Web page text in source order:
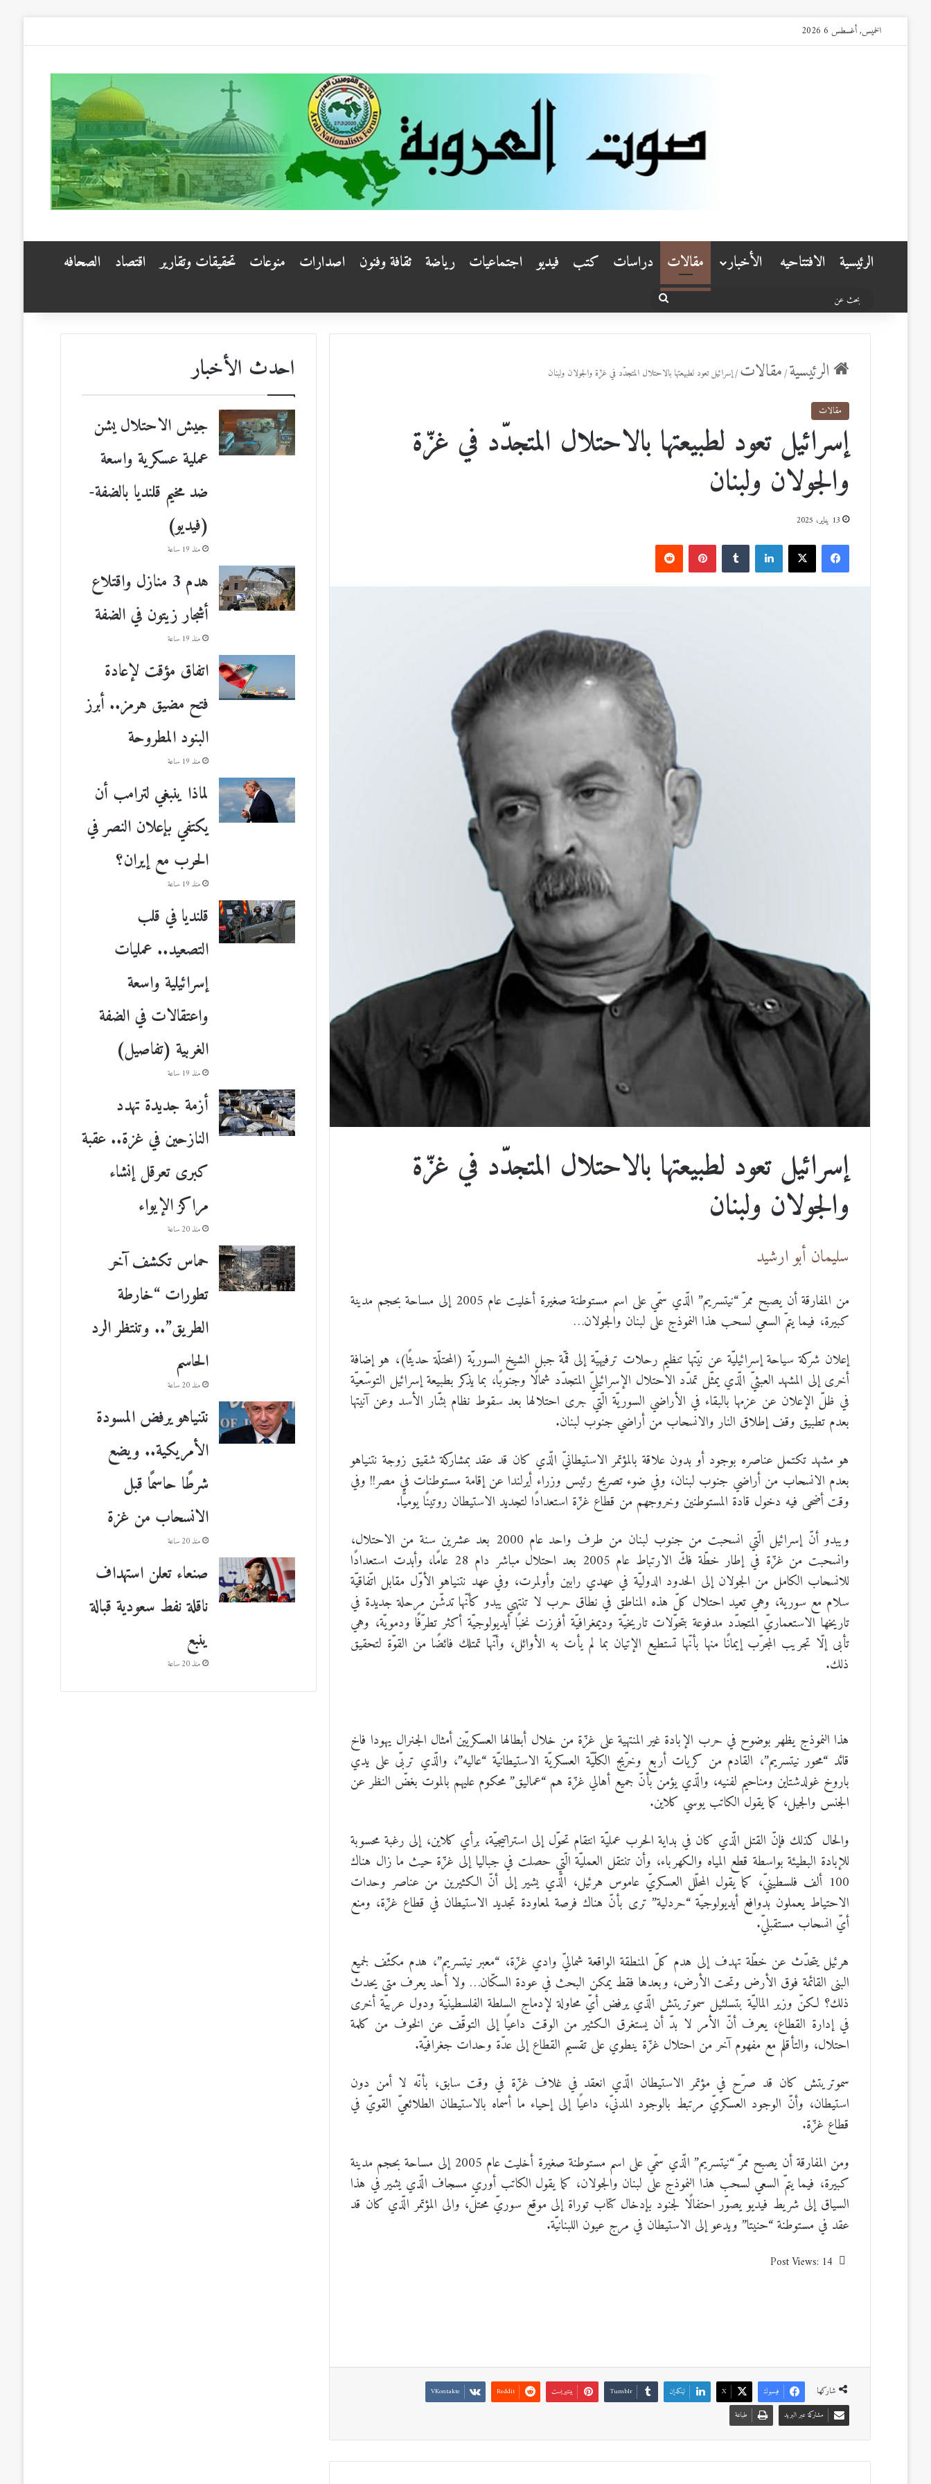
الخميس, أغسطس 6 2026
الرئيسية الافتتاحيه الأخبار مقالات دراسات كتب فيديو اجتماعيات رياضة ثقافة وفنون اصدارات منوعات تحقيقات وتقارير اقتصاد الصحافه
بحث
الرئيسية/مقالات/إسرائيل تعود لطبيعتها بالاحتلال المتجدّد في غزّة والجولان ولبنان
مقالات
إسرائيل تعود لطبيعتها بالاحتلال المتجدّد في غزّة
والجولان ولبنان
13 يناير، 2025
X
ي
T
ي
ي
س
ت
R
d
d
i
t
إسرائيل تعود لطبيعتها بالاحتلال المتجدّد في غزّة
والجولان ولبنان
سليمان أبو ارشيد
من المفارقة أن يصبح ممرّ “نيتسريم” الّذي سمّي على اسم مستوطنة صغيرة أخليت عام 2005 إلى مساحة بحجم مدينة
كبيرة، فيما يتمّ السعي لسحب هذا النموذج على لبنان والجولان…
إعلان شركة سياحة إسرائيليّة عن نيّتها تنظيم رحلات ترفيهيّة إلى قمّة جبل الشيخ السوريّة (المحتلّة حديثًا)، هو إضافة
أخرى إلى المشهد العبثيّ الّذي يمثّل تمدّد الاحتلال الإسرائيليّ المتجدّد شمالًا وجنوبًا، بما يذكر بطبيعة إسرائيل التوسّعيّة
في ظلّ الإعلان عن عزمها بالبقاء في الأراضي السوريّة الّتي جرى احتلالها بعد سقوط نظام بشّار الأسد وعن آنيتها
بعدم تطبيق وقف إطلاق النار والانسحاب من أراضي جنوب لبنان.
هو مشهد تكتمل عناصره بوجود أو بدون علاقة بالمؤتمر الاستيطانيّ الّذي كان قد عقد بمشاركة شقيق زوجة نتنياهو
بعدم الانسحاب من أراضي جنوب لبنان، وفي ضوء تصريح رئيس وزراء أيرلندا عن إقامة مستوطنات في مصر!! وفي
وقت أضحى فيه دخول قادة المستوطنين وخروجهم من قطاع غزّة استعدادًا لتجديد الاستيطان روتينًا يوميًّا.
ويبدو أنّ إسرائيل الّتي انسحبت من جنوب لبنان من طرف واحد عام 2000 بعد عشرين سنة من الاحتلال،
وانسحبت من غزّة في إطار خطّة فكّ الارتباط عام 2005 بعد احتلال مباشر دام 28 عامًا، وأبدت استعدادًا
للانسحاب الكامل من الجولان إلى الحدود الدوليّة في عهدي رابين وأولمرت، وفي عهد نتنياهو الأوّل مقابل اتّفاقيّة
سلام مع سورية، وهي تعيد احتلال كلّ هذه المناطق في نطاق حرب لا تنتهي يبدو كأنّها تدشّن مرحلة جديدة في
تاريخها الاستعماريّ المتجدّد مدفوعة بتحوّلات تاريخيّة وديمغرافيّة أفرزت نخبًا أيديولوجيّة أكثر تطرّفًا ودمويّة، وهي
تأبى إلّا تجريب المجرّب إيمانًا منها بأنّها تستطيع الإتيان بما لم يأت به الأوائل، وأنّها تمتلك فائضًا من القوّة لتحقيق
ذلك.
هذا النموذج يظهر بوضوح في حرب الإبادة غير المنتهية على غزّة من خلال أبطالها العسكريّين أمثال الجنرال يهودا فاخ
قائد “محور نيتسريم”، القادم من كريات أربع وخرّيج الكلّيّة العسكريّة الاستيطانيّة “عاليه”، والّذي تربّى على يدي
باروخ غولدشتاين ومناحيم لفنيه، والّذي يؤمن بأنّ جميع أهالي غزّة هم “عماليق” محكوم عليهم بالموت بغضّ النظر عن
الجنس والجيل، كما يقول الكاتب يوسي كلاين.
والحال كذلك فإنّ القتل الّذي كان في بداية الحرب عمليّة انتقام تحوّل إلى استراتيجيّة، برأي كلاين، إلى رغبة محسوبة
للإبادة البطيئة بواسطة قطع المياه والكهرباء، وأن تنتقل العمليّة الّتي حصلت في جباليا إلى غزّة حيث ما زال هناك
100 ألف فلسطينيّ، كما يقول المحلّل العسكريّ عاموس هرئيل، الّذي يشير إلى أنّ الكثيرين من عناصر وحدات
الاحتياط يعملون بدوافع أيديولوجيّة “حردلية” ترى بأنّ هناك فرصة لمعاودة تجديد الاستيطان في قطاع غزّة، ومنع
أيّ انسحاب مستقبليّ.
هرئيل يتحدّث عن خطّة تهدف إلى هدم كلّ المنطقة الواقعة شماليّ وادي غزّة، “معبر نيتسريم”، هدم مكثّف لجميع
البنى القائمة فوق الأرض وتحت الأرض، وبعدها فقط يمكن البحث في عودة السكّان… ولا أحد يعرف متى يحدث
ذلك؟ لكنّ وزير الماليّة بتسلئيل سموتريتش الّذي يرفض أيّ محاولة لإدماج السلطة الفلسطينيّة ودول عربيّة أخرى
في إدارة القطاع، يعرف أنّ الأمر لا بدّ أن يستغرق الكثير من الوقت داعيًا إلى التوقّف عن الخوف من كلمة
احتلال، والتأقلم مع مفهوم آخر من احتلال غزّة ينطوي على تقسيم القطاع إلى عدّة وحدات جغرافيّة.
سموتريتش كان قد صرّح في مؤتمر الاستيطان الّذي انعقد في غلاف غزّة في وقت سابق، بأنّه لا أمن دون
استيطان، وأنّ الوجود العسكريّ مرتبط بالوجود المدنيّ، داعيًا إلى إحياء ما أسماه بالاستيطان الطلائعيّ القويّ في
قطاع غزّة.
ومن المفارقة أن يصبح ممرّ “نيتسريم” الّذي سمّي على اسم مستوطنة صغيرة أخليت عام 2005 إلى مساحة بحجم مدينة
كبيرة، فيما يتمّ السعي لسحب هذا النموذج على لبنان والجولان، كما يقول الكاتب أوري مسجاف الّذي يشير في هذا
السياق إلى شريط فيديو يصوّر احتفالًا لجنود بإدخال كتاب توراة إلى موقع سوريّ محتلّ، والى المؤتمر الّذي كان قد
عقد في مستوطنة “حنيتا” ويدعو إلى الاستيطان في مرج عيون اللبنانيّة.
Post Views: 14
شاركها فيسبوك ‫X لينكدإن بينتيريست
مشاركة عبر البريد
طباعة
احدث الأخبار
جيش الاحتلال يشن
عملية عسكرية واسعة
ضد مخيم قلنديا بالضفة-
(فيديو)
منذ 19 ساعة
هدم 3 منازل واقتلاع
أشجار زيتون في الضفة
منذ 19 ساعة
اتفاق مؤقت لإعادة
فتح مضيق هرمز.. أبرز
البنود المطروحة
منذ 19 ساعة
لماذا ينبغي لترامب أن
يكتفي بإعلان النصر في
الحرب مع إيران؟
منذ 19 ساعة
قلنديا في قلب
التصعيد.. عمليات
إسرائيلية واسعة
واعتقالات في الضفة
الغربية (تفاصيل)
منذ 19 ساعة
أزمة جديدة تهدد
النازحين في غزة.. عقبة
كبرى تعرقل إنشاء
مراكز الإيواء
منذ 20 ساعة
حماس تكشف آخر
تطورات “خارطة
الطريق”.. وتنتظر الرد
الحاسم
منذ 20 ساعة
نتنياهو يرفض المسودة
الأمريكية.. ويضع
شرطًا حاسمًا قبل
الانسحاب من غزة
منذ 20 ساعة
صنعاء تعلن استهداف
ناقلة نفط سعودية قبالة
ينبع
منذ 20 ساعة